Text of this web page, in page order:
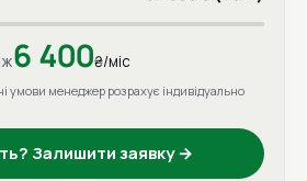
6 400₴/міс
умови менеджер розрахує індивідуально
Залишити заявку →